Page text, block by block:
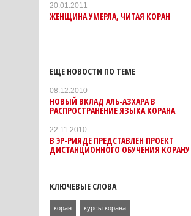
20.01.2011
ЖЕНЩИНА УМЕРЛА, ЧИТАЯ КОРАН
ЕЩЕ НОВОСТИ ПО ТЕМЕ
08.12.2010
НОВЫЙ ВКЛАД АЛЬ-АЗХАРА В
РАСПРОСТРАНЕНИЕ ЯЗЫКА КОРАНА
22.11.2010
В ЭР-РИЯДЕ ПРЕДСТАВЛЕН ПРОЕКТ
ДИСТАНЦИОННОГО ОБУЧЕНИЯ КОРАНУ
КЛЮЧЕВЫЕ СЛОВА
коран курсы корана